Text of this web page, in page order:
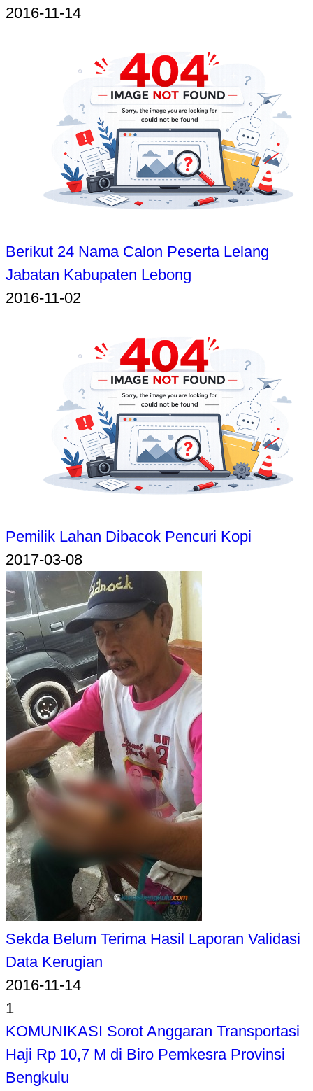
2016-11-14
Berikut 24 Nama Calon Peserta Lelang
Jabatan Kabupaten Lebong
2016-11-02
Pemilik Lahan Dibacok Pencuri Kopi
2017-03-08
Sekda Belum Terima Hasil Laporan Validasi
Data Kerugian
2016-11-14
1
KOMUNIKASI Sorot Anggaran Transportasi
Haji Rp 10,7 M di Biro Pemkesra Provinsi
Bengkulu